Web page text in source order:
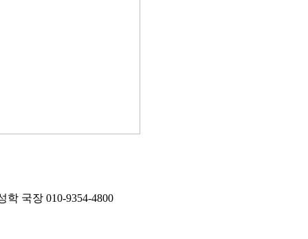
학 국장 010-9354-4800